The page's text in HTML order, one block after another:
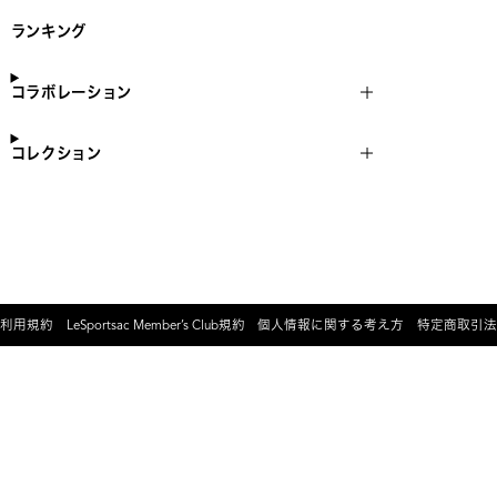
ランキング
コラボレーション
コレクション
利用規約 LeSportsac Member’s Club規約 個人情報に関する考え方 特定商取引